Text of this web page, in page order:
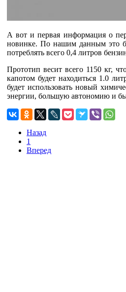
А вот и первая информация о
новинке. По нашим данным это
потреблять всего 0,4 литров
Прототип весит всего 1150 кг,
капотом будет находиться 1.0
будет использовать новый
энергии, большую автономию и
Назад
1
Вперед